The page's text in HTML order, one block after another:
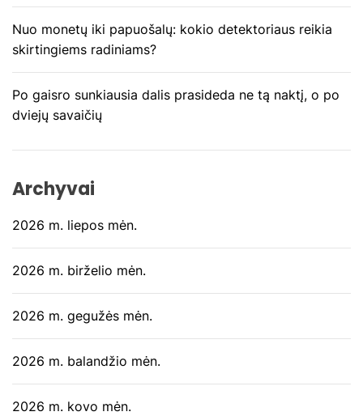
r
a
š
ų
Nuo monetų iki papuošalų: kokio detektoriaus reikia
skirtingiems radiniams?
Po gaisro sunkiausia dalis prasideda ne tą naktį, o po
dviejų savaičių
Archyvai
2026 m. liepos mėn.
2026 m. birželio mėn.
2026 m. gegužės mėn.
2026 m. balandžio mėn.
2026 m. kovo mėn.